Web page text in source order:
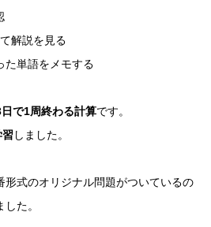
解説を見る
単語をメモする
で1周終わる計算です。
習しました。
形式のオリジナル問題がついているの
た。